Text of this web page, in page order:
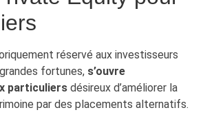
réservé aux investisseurs
fortunes, s’ouvre
particuliers désireux d’améliorer la
par des placements alternatifs.